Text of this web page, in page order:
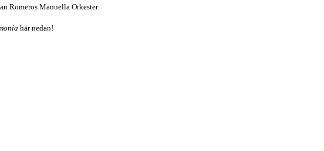
Romeros Manuella Orkester
här nedan!